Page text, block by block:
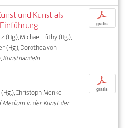
und Kunst als
(Hg.), Michael Lüthy (Hg.),
(Hg.), Dorothea von
Kunsthandeln
p
gratis
Christoph Menke
Medium in der Kunst der
p
gratis